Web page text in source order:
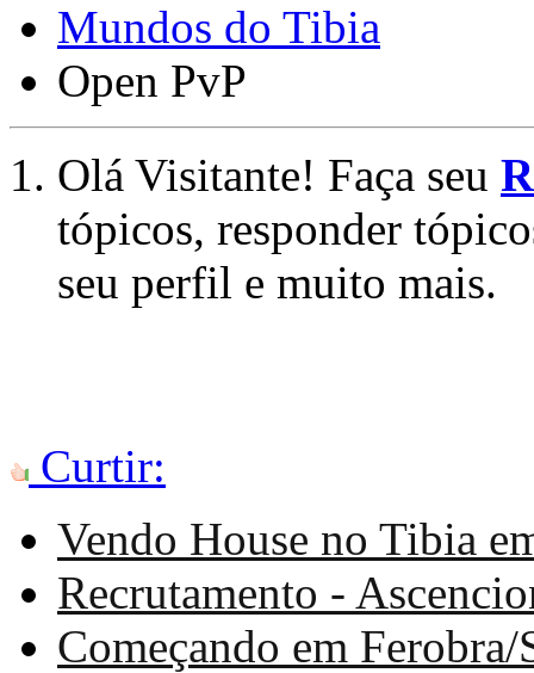
Mundos do Tibia
Open PvP
Olá Visitante! Faça seu
tópicos, responder
seu perfil e muito mais.
Curtir:
Vendo House no Tibia
Recrutamento -
Começando em